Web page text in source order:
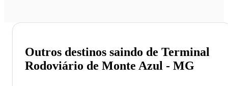
Outros destinos saindo de Terminal
Rodoviário de Monte Azul - MG